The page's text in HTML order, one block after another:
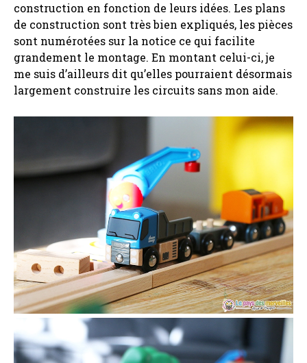
construction en fonction de leurs idées. Les plans
de construction sont très bien expliqués, les pièces
sont numérotées sur la notice ce qui facilite
grandement le montage. En montant celui-ci, je
me suis d’ailleurs dit qu’elles pourraient désormais
largement construire les circuits sans mon aide.